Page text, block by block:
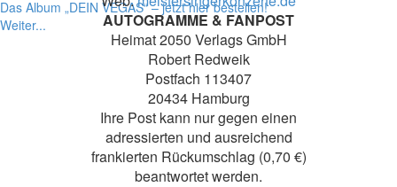
Das Album „DEIN VEGAS“ – jetzt hier bestellen!
Weiter...
AUTOGRAMME & FANPOST
Heimat 2050 Verlags GmbH
Robert Redweik
Postfach 113407
20434 Hamburg
Ihre Post kann nur gegen einen
adressierten und ausreichend
frankierten Rückumschlag (0,70 €)
beantwortet werden.